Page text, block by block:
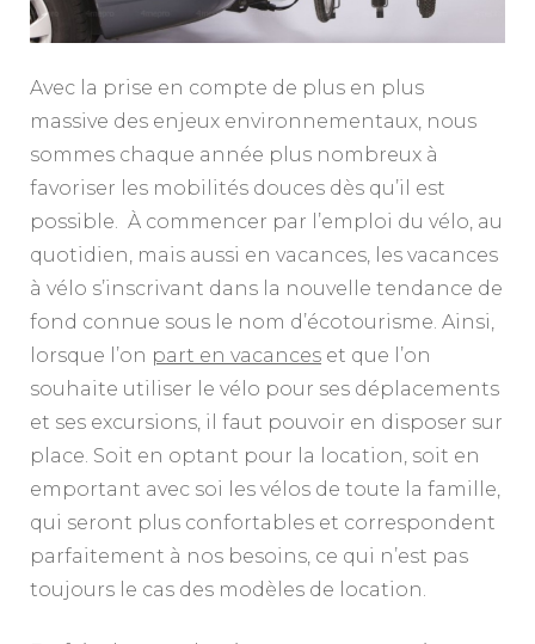
Avec la prise en compte de plus en plus
massive des enjeux environnementaux, nous
sommes chaque année plus nombreux à
favoriser les mobilités douces dès qu’il est
possible. À commencer par l’emploi du vélo, au
quotidien, mais aussi en vacances, les vacances
à vélo s’inscrivant dans la nouvelle tendance de
fond connue sous le nom d’écotourisme. Ainsi,
lorsque l’on part en vacances et que l’on
souhaite utiliser le vélo pour ses déplacements
et ses excursions, il faut pouvoir en disposer sur
place. Soit en optant pour la location, soit en
emportant avec soi les vélos de toute la famille,
qui seront plus confortables et correspondent
parfaitement à nos besoins, ce qui n’est pas
toujours le cas des modèles de location.